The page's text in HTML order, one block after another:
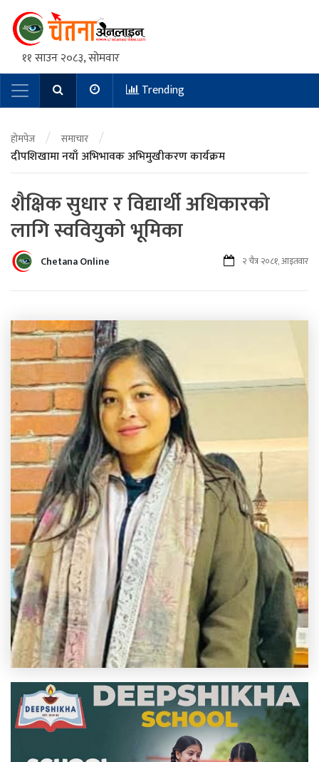
११ साउन २०८३, सोमवार
Main NavigationTrending
होमपेज / समाचार /
दीपशिखामा नयाँ अभिभावक अभिमुखीकरण कार्यक्रम
शैक्षिक सुधार र विद्यार्थी अधिकारको
लागि स्ववियुको भूमिका
Chetana Online २ चैत्र २०८१, आइतवार